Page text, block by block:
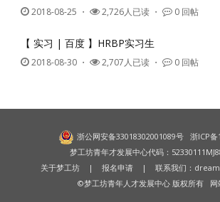
2018-08-25 ・ 2,726人已读 ・ 0 回帖
【 实习 | 百度 】HRBP实习生
2018-08-30 ・ 2,707人已读 ・ 0 回帖
浙公网安备33018302001089号 浙ICP
梦工坊青年才发展中心代码：
关于梦工坊 | 报名申请 | 联系我们：
©梦工坊青年人才发展中心 版权所有